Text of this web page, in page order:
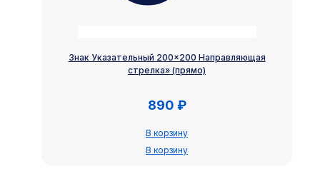
Знак Указательный 200×200 Направляющая
стрелка» (прямо)
890 ₽
В корзину
В корзину